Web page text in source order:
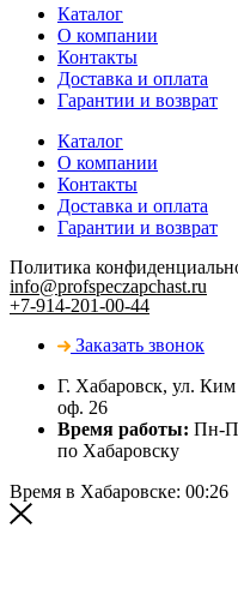
Каталог
О компании
Контакты
Доставка и оплата
Гарантии и возврат
Каталог
О компании
Контакты
Доставка и оплата
Гарантии и возврат
Политика
info@profspeczapchast.ru
+7-914-201-00-44
Заказать звонок
Г. Хабаровск, ул.
оф. 26
Время работы: Пн-
по Хабаровску
Время в Хабаровске: 00:26